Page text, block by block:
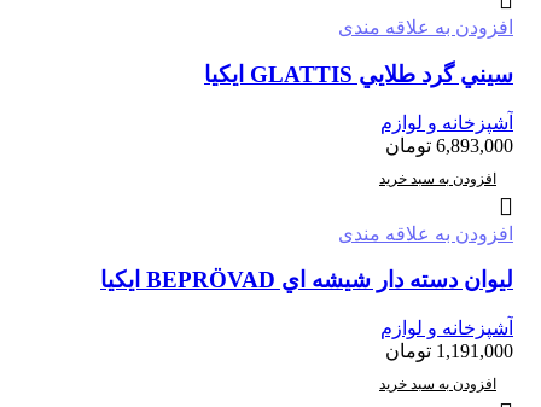
افزودن به علاقه مندی
سيني گرد طلايي GLATTIS ايكيا
آشپزخانه و لوازم
6,893,000 تومان
افزودن به سبد خرید
افزودن به علاقه مندی
ليوان دسته دار شيشه اي BEPRÖVAD ايكيا
آشپزخانه و لوازم
1,191,000 تومان
افزودن به سبد خرید